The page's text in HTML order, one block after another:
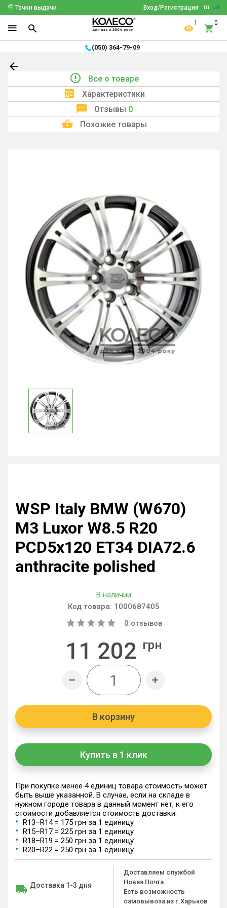
ru ua
Вход/Регистрация
Точки выдачи
1 0
(050) 364-79-09
Все о товаре
Характеристики
Отзывы 0
Похожие товары
WSP Italy BMW (W670)
M3 Luxor W8.5 R20
PCD5x120 ET34 DIA72.6
anthracite polished
В наличии
Код товара: 1000687405
0 отзывов
11 202 грн
В корзину
Купить в 1 клик
При покупке менее 4 единиц товара стоимость может
быть выше указанной. В случае, если на складе в
нужном городе товара в данный момент нет, к его
стоимости добавляется стоимость доставки.
R13–R14 = 175 грн за 1 единицу
R15–R17 = 225 грн за 1 единицу
R18–R19 = 250 грн за 1 единицу
R20–R22 = 250 грн за 1 единицу
Доставка 1-3 дня
Доставляем службой
Новая Почта
Есть возможность
самовывоза из г.Харьков